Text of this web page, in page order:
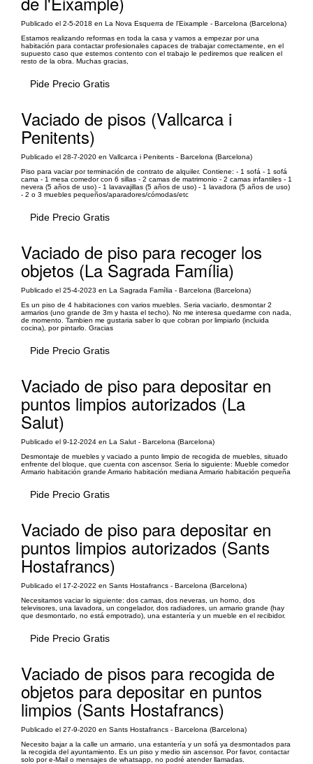
Publicado el 2-5-2018 en La Nova Esquerra de l'Eixample - Barcelona (Barcelona)
Estamos realizando reformas en toda la casa y vamos a empezar por una
habitación para contactar profesionales capaces de trabajar correctamente, en el
supuesto caso que estemos contento con el trabajo le pediremos que realicen el
resto de la obra. Muchas gracias,
Pide Precio Gratis
Vaciado de pisos (Vallcarca i
Penitents)
Publicado el 28-7-2020 en Vallcarca i Penitents - Barcelona (Barcelona)
Piso para vaciar por terminación de contrato de alquiler. Contiene: - 1 sofá - 1 sofá
cama - 1 mesa comedor con 6 sillas - 2 camas de matrimonio - 2 camas infantiles - 1
nevera (5 años de uso) - 1 lavavajillas (5 años de uso) - 1 lavadora (5 años de uso)
- 2 o 3 muebles pequeños/aparadores/cómodas/etc
Pide Precio Gratis
Vaciado de piso para recoger los
objetos (La Sagrada Família)
Publicado el 25-4-2023 en La Sagrada Família - Barcelona (Barcelona)
Es un piso de 4 habitaciones con varios muebles. Seria vaciarlo, desmontar 2
armarios (uno grande de 3m y hasta el techo). No me interesa quedarme con nada,
de momento. Tambien me gustaria saber lo que cobran por limpiarlo (incluida
cocina), por pintarlo. Gracias
Pide Precio Gratis
Vaciado de piso para depositar en
puntos limpios autorizados (La
Salut)
Publicado el 9-12-2024 en La Salut - Barcelona (Barcelona)
Desmontaje de muebles y vaciado a punto limpio de recogida de muebles, situado
enfrente del bloque, que cuenta con ascensor. Seria lo siguiente: Mueble comedor
Armario habitación grande Armario habitación mediana Armario habitación pequeña
Pide Precio Gratis
Vaciado de piso para depositar en
puntos limpios autorizados (Sants
Hostafrancs)
Publicado el 17-2-2022 en Sants Hostafrancs - Barcelona (Barcelona)
Necesitamos vaciar lo siguiente: dos camas, dos neveras, un horno, dos
televisores, una lavadora, un congelador, dos radiadores, un armario grande (hay
que desmontarlo, no está empotrado), una estantería y un mueble en el recibidor.
Pide Precio Gratis
Vaciado de pisos para recogida de
objetos para depositar en puntos
limpios (Sants Hostafrancs)
Publicado el 27-9-2020 en Sants Hostafrancs - Barcelona (Barcelona)
Necesito bajar a la calle un armario, una estantería y un sofá ya desmontados para
la recogida del ayuntamiento. Es un piso y medio sin ascensor. Por favor, contactar
solo por e-Mail o mensajes de whatsapp, no podré atender llamadas.